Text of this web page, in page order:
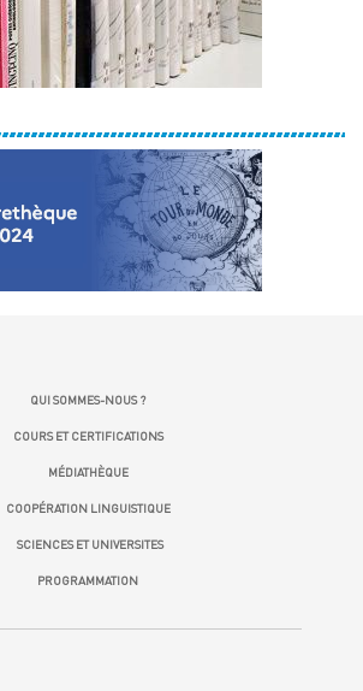
QUI SOMMES-NOUS ?
COURS ET CERTIFICATIONS
MÉDIATHÈQUE
COOPÉRATION LINGUISTIQUE
SCIENCES ET UNIVERSITES
PROGRAMMATION